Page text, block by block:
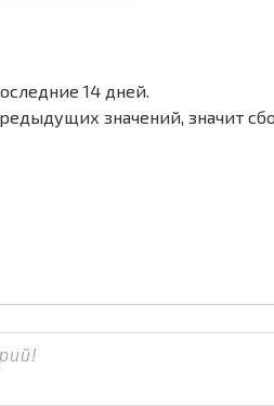
14 дней.
значений, значит